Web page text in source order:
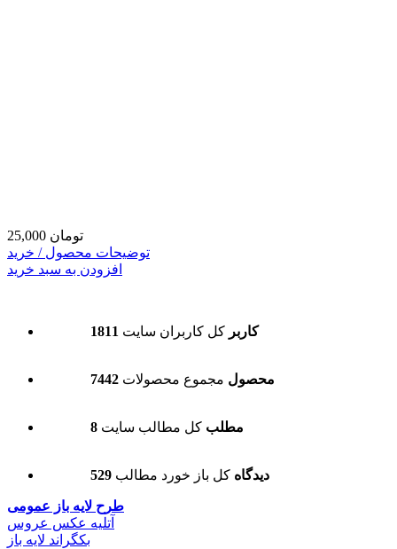
25,000 تومان
توضیحات محصول / خرید
افزودن به سبد خرید
1811 کاربر کل کاربران سایت
7442 محصول مجموع محصولات
8 مطلب کل مطالب سایت
529 دیدگاه کل باز خورد مطالب
طرح لایه باز عمومی
آتلیه عکس عروس
بکگراند لایه باز